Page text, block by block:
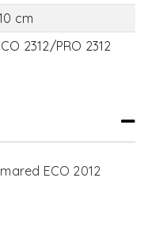
cm
2312/PRO 2312
ECO 2012